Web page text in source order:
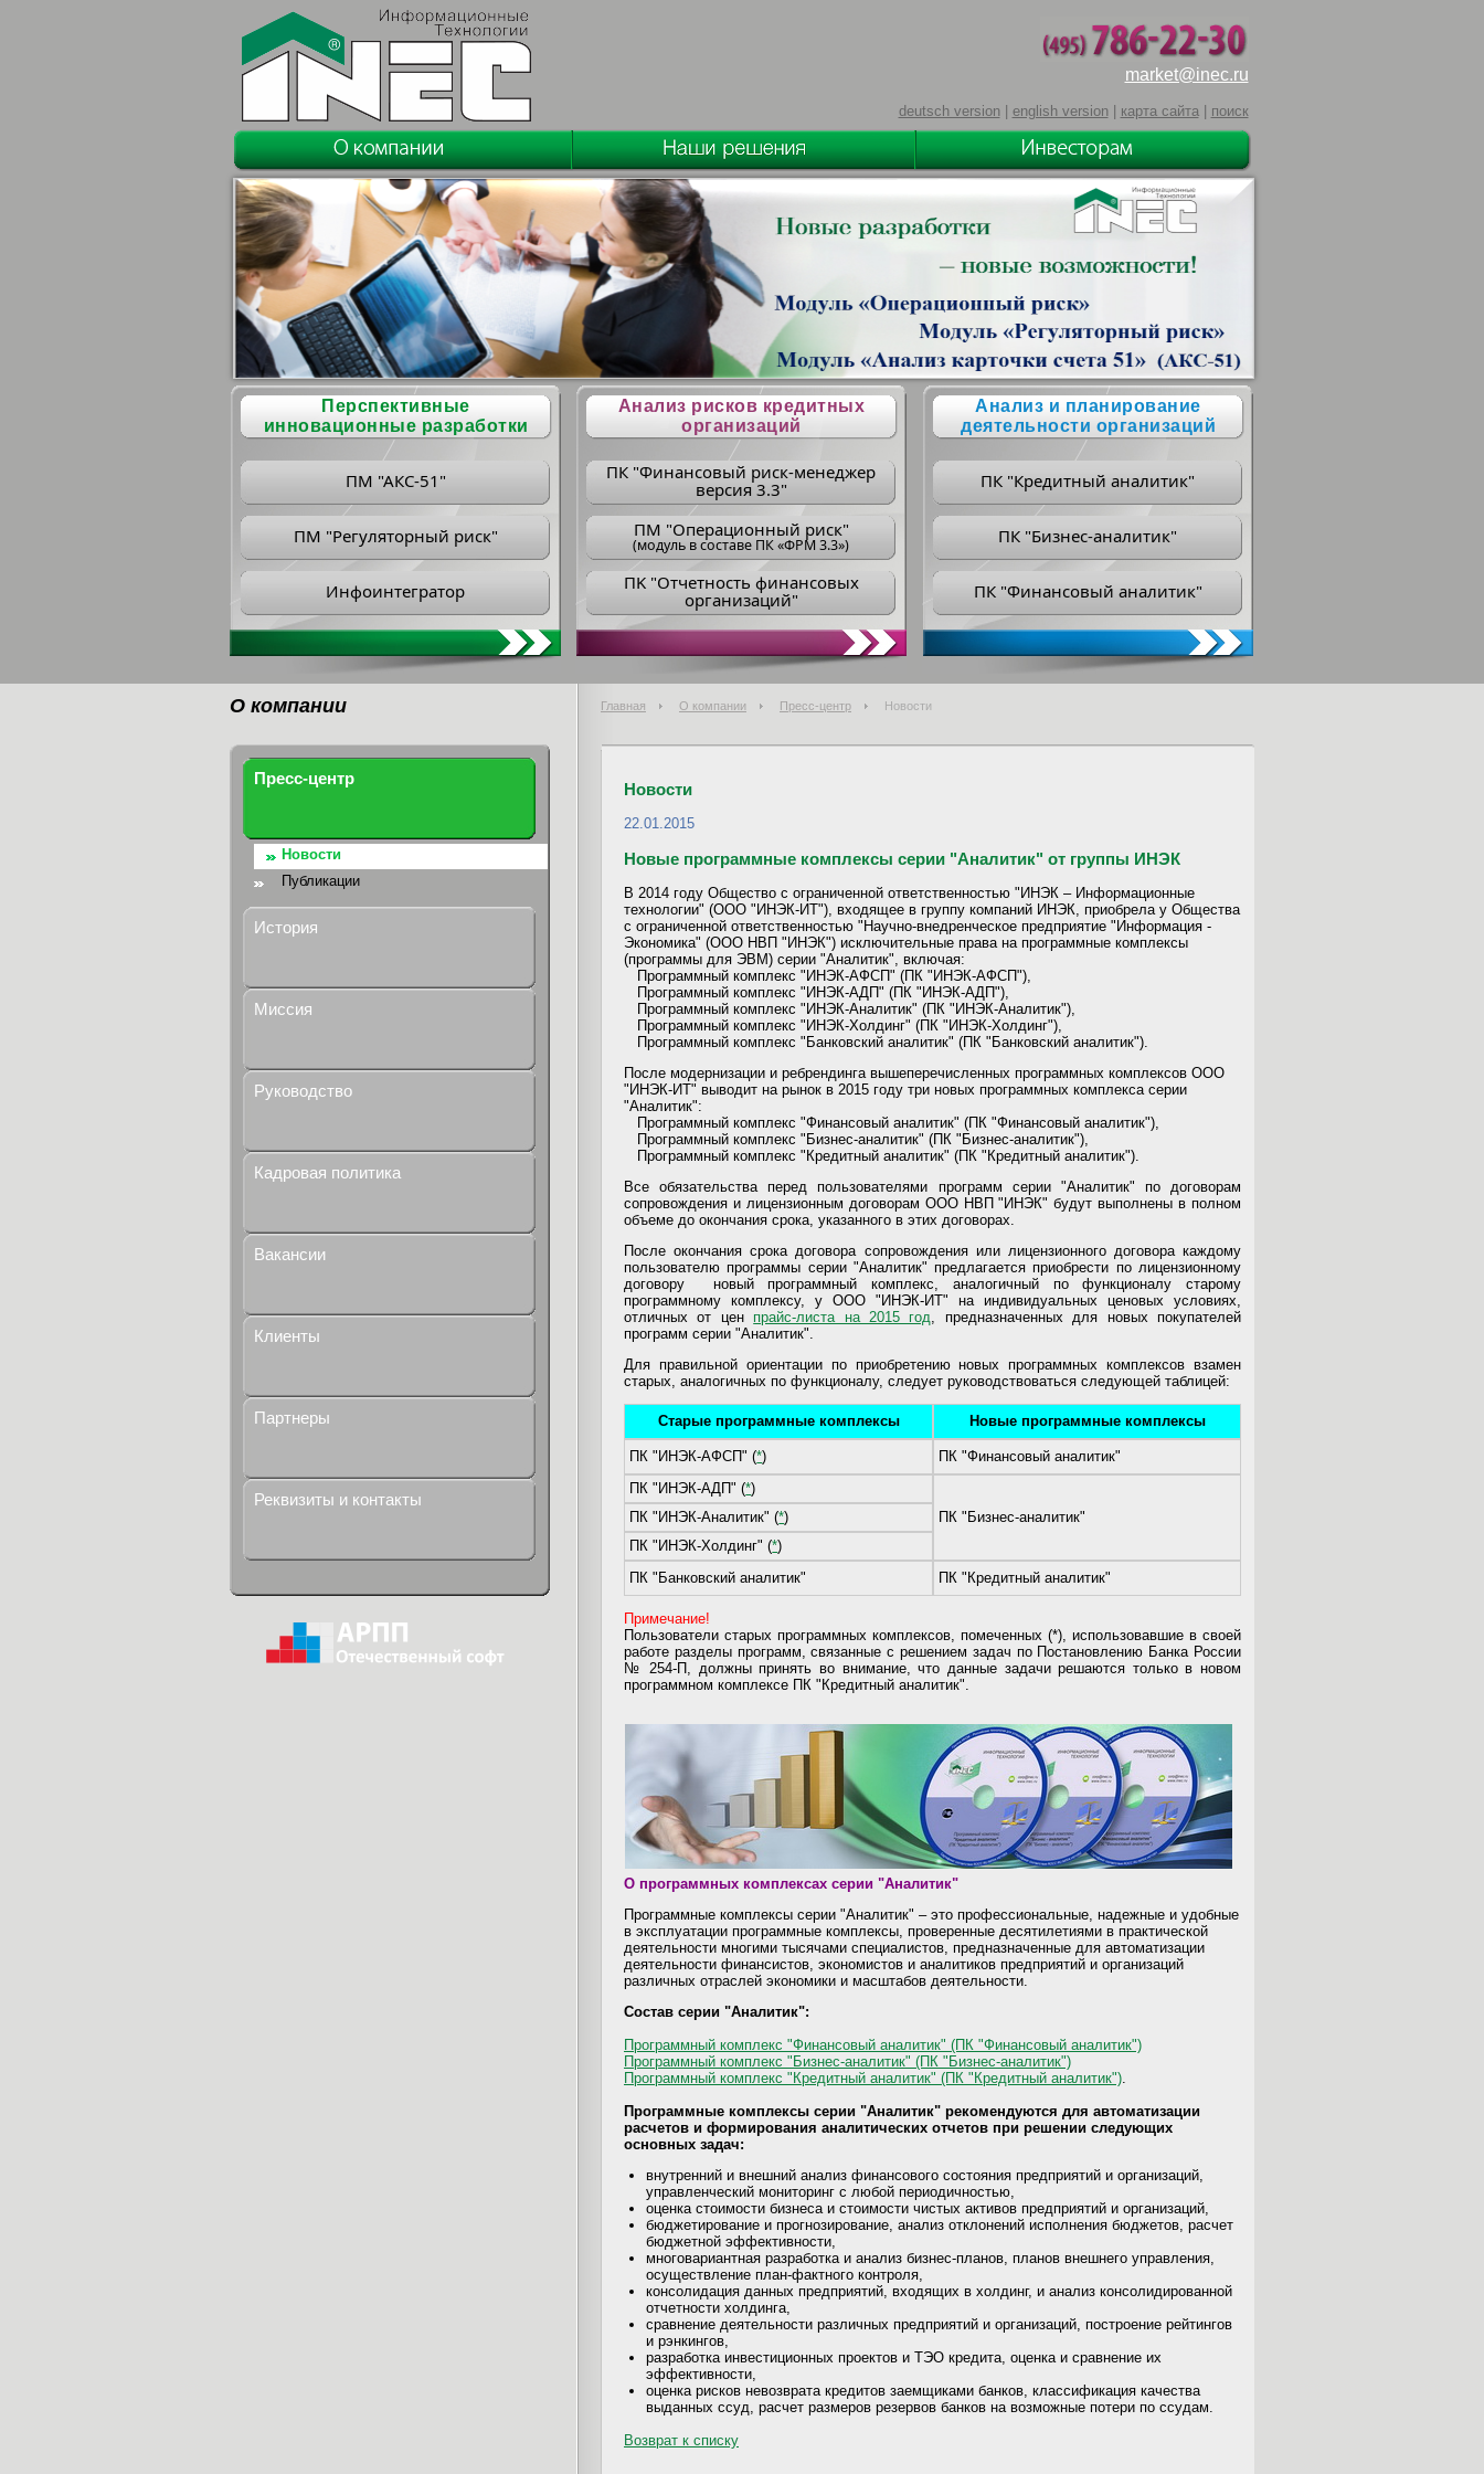
market@inec.ru
deutsch version| english version| карта сайта| поиск
Перспективные
инновационные разработки
ПМ "АКС-51"
ПМ "Регуляторный риск"
Инфоинтегратор
Анализ рисков кредитных
организаций
ПК "Финансовый риск-менеджер
версия 3.3"
ПM "Операционный риск"
(модуль в составе ПК «ФРМ 3.3»)
ПK "Отчетность финансовых
организаций"
Анализ и планирование
деятельности организаций
ПК "Кредитный аналитик"
ПК "Бизнес-аналитик"
ПК "Финансовый аналитик"
О компании Главная О компании Пресс-центр Новости
Пресс-центр
Новости
Публикации
История
Миссия
Руководство
Кадровая политика
Вакансии
Клиенты
Партнеры
Реквизиты и контакты
Новости
22.01.2015
Новые программные комплексы серии "Аналитик" от группы ИНЭК
В 2014 году Общество с ограниченной ответственностью "ИНЭК – Информационные
технологии" (ООО "ИНЭК-ИТ"), входящее в группу компаний ИНЭК, приобрела у Общества
с ограниченной ответственностью "Научно-внедренческое предприятие "Информация -
Экономика" (ООО НВП "ИНЭК") исключительные права на программные комплексы
(программы для ЭВМ) серии "Аналитик", включая:
Программный комплекс "ИНЭК-АФСП" (ПК "ИНЭК-АФСП"),
Программный комплекс "ИНЭК-АДП" (ПК "ИНЭК-АДП"),
Программный комплекс "ИНЭК-Аналитик" (ПК "ИНЭК-Аналитик"),
Программный комплекс "ИНЭК-Холдинг" (ПК "ИНЭК-Холдинг"),
Программный комплекс "Банковский аналитик" (ПК "Банковский аналитик").
После модернизации и ребрендинга вышеперечисленных программных комплексов ООО
"ИНЭК-ИТ" выводит на рынок в 2015 году три новых программных комплекса серии
"Аналитик":
Программный комплекс "Финансовый аналитик" (ПК "Финансовый аналитик"),
Программный комплекс "Бизнес-аналитик" (ПК "Бизнес-аналитик"),
Программный комплекс "Кредитный аналитик" (ПК "Кредитный аналитик").
Все обязательства перед пользователями программ серии "Аналитик" по договорам
сопровождения и лицензионным договорам ООО НВП "ИНЭК" будут выполнены в полном
объеме до окончания срока, указанного в этих договорах.
После окончания срока договора сопровождения или лицензионного договора каждому
пользователю программы серии "Аналитик" предлагается приобрести по лицензионному
договору новый программный комплекс, аналогичный по функционалу старому
программному комплексу, у ООО "ИНЭК-ИТ" на индивидуальных ценовых условиях,
отличных от цен прайс-листа на 2015 год , предназначенных для новых покупателей
программ серии "Аналитик".
Для правильной ориентации по приобретению новых программных комплексов взамен
старых, аналогичных по функционалу, следует руководствоваться следующей таблицей:
Старые программные комплексы Новые программные комплексы
ПК "ИНЭК-АФСП" (*)
ПК "Финансовый аналитик"
ПК "ИНЭК-АДП" (*)
ПК "Бизнес-аналитик"
ПК "ИНЭК-Аналитик" (*)
ПК "ИНЭК-Холдинг" (*)
ПК "Банковский аналитик"
ПК "Кредитный аналитик"
Примечание!
Пользователи старых программных комплексов, помеченных (*), использовавшие в своей
работе разделы программ, связанные с решением задач по Постановлению Банка России
№ 254-П, должны принять во внимание, что данные задачи решаются только в новом
программном комплексе ПК "Кредитный аналитик".
О программных комплексах серии "Аналитик"
Программные комплексы серии "Аналитик" – это профессиональные, надежные и удобные
в эксплуатации программные комплексы, проверенные десятилетиями в практической
деятельности многими тысячами специалистов, предназначенные для автоматизации
деятельности финансистов, экономистов и аналитиков предприятий и организаций
различных отраслей экономики и масштабов деятельности.
Состав серии "Аналитик":
Программный комплекс "Финансовый аналитик" (ПК "Финансовый аналитик")
Программный комплекс "Бизнес-аналитик" (ПК "Бизнес-аналитик")
Программный комплекс "Кредитный аналитик" (ПК "Кредитный аналитик")
Программные комплексы серии "Аналитик" рекомендуются для автоматизации
расчетов и формирования аналитических отчетов при решении следующих
основных задач:
внутренний и внешний анализ финансового состояния предприятий и организаций,
управленческий мониторинг с любой периодичностью,
оценка стоимости бизнеса и стоимости чистых активов предприятий и организаций,
бюджетирование и прогнозирование, анализ отклонений исполнения бюджетов, расчет
бюджетной эффективности,
многовариантная разработка и анализ бизнес-планов, планов внешнего управления,
осуществление план-фактного контроля,
консолидация данных предприятий, входящих в холдинг, и анализ консолидированной
отчетности холдинга,
сравнение деятельности различных предприятий и организаций, построение рейтингов
и рэнкингов,
разработка инвестиционных проектов и ТЭО кредита, оценка и сравнение их
эффективности,
оценка рисков невозврата кредитов заемщиками банков, классификация качества
выданных ссуд, расчет размеров резервов банков на возможные потери по ссудам.
Возврат к списку